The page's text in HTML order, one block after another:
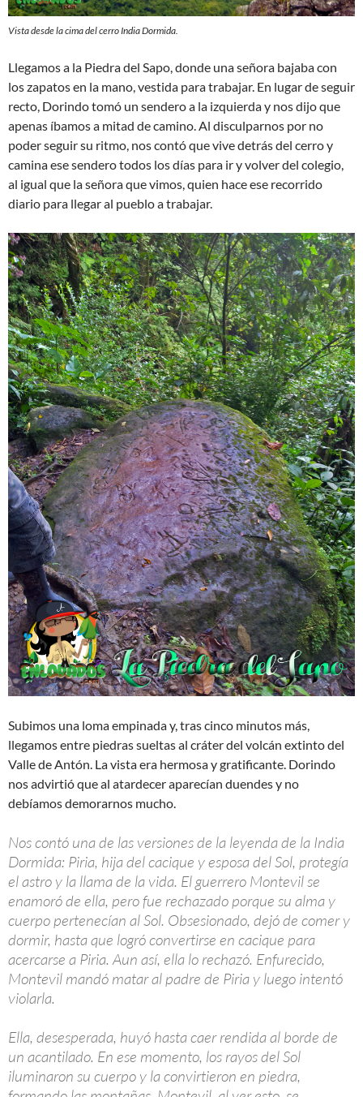
Vista desde la cima del cerro India Dormida.
Llegamos a la Piedra del Sapo, donde una señora bajaba con
los zapatos en la mano, vestida para trabajar. En lugar de seguir
recto, Dorindo tomó un sendero a la izquierda y nos dijo que
apenas íbamos a mitad de camino. Al disculparnos por no
poder seguir su ritmo, nos contó que vive detrás del cerro y
camina ese sendero todos los días para ir y volver del colegio,
al igual que la señora que vimos, quien hace ese recorrido
diario para llegar al pueblo a trabajar.
Subimos una loma empinada y, tras cinco minutos más,
llegamos entre piedras sueltas al cráter del volcán extinto del
Valle de Antón. La vista era hermosa y gratificante. Dorindo
nos advirtió que al atardecer aparecían duendes y no
debíamos demorarnos mucho.
Nos contó una de las versiones de la leyenda de la India
Dormida: Piria, hija del cacique y esposa del Sol, protegía
el astro y la llama de la vida. El guerrero Montevil se
enamoró de ella, pero fue rechazado porque su alma y
cuerpo pertenecían al Sol. Obsesionado, dejó de comer y
dormir, hasta que logró convertirse en cacique para
acercarse a Piria. Aun así, ella lo rechazó. Enfurecido,
Montevil mandó matar al padre de Piria y luego intentó
violarla.
Ella, desesperada, huyó hasta caer rendida al borde de
un acantilado. En ese momento, los rayos del Sol
iluminaron su cuerpo y la convirtieron en piedra,